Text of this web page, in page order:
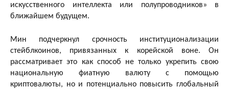
искусственного интеллекта или полупроводников» в
ближайшем будущем.
Мин подчеркнул срочность институционализации
стейблкоинов, привязанных к корейской воне. Он
рассматривает это как способ не только укрепить свою
национальную фиатную валюту с помощью
криптовалюты, но и потенциально повысить глобальный